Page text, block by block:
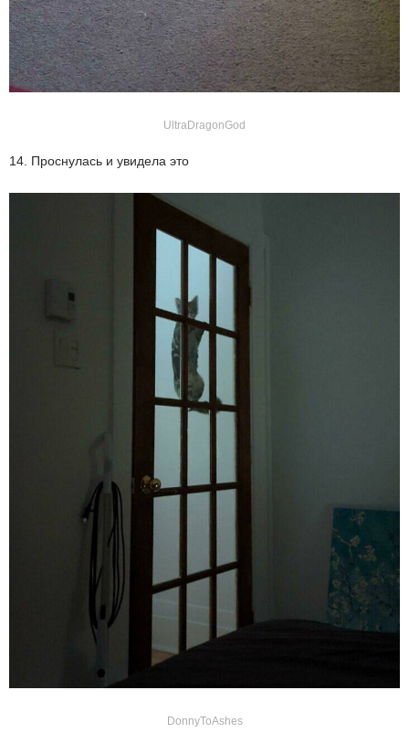
UltraDragonGod
14. Проснулась и увидела это
DonnyToAshes